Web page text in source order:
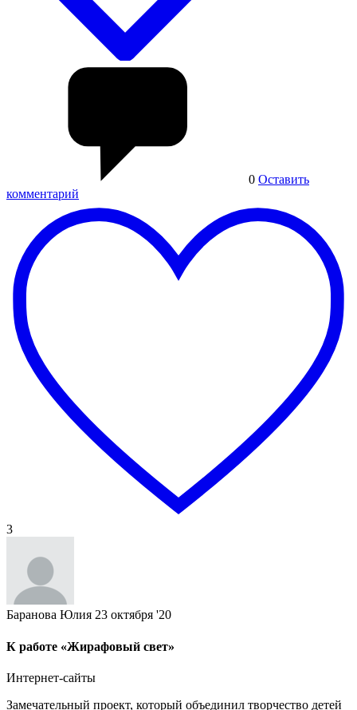
0 Оставить
комментарий
3
Баранова Юлия 23 октября '20
К работе «Жирафовый свет»
Интернет-сайты
Замечательный проект, который объединил творчество детей